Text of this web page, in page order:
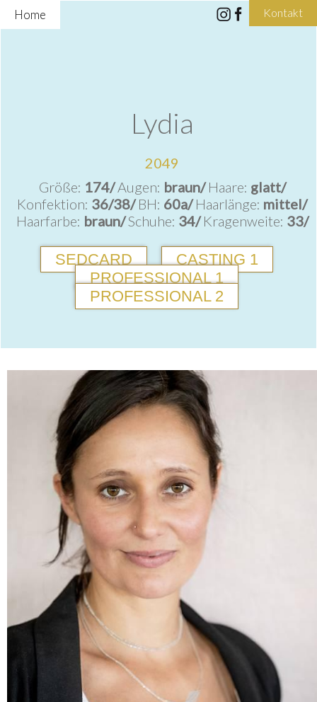
Home Kontakt
Lydia
2049
Größe: 174/Augen: braun/Haare: glatt/
Konfektion: 36/38/BH: 60a/Haarlänge: mittel/
Haarfarbe: braun/Schuhe: 34/Kragenweite: 33/
SEDCARD
CASTING 1
PROFESSIONAL 1
PROFESSIONAL 2